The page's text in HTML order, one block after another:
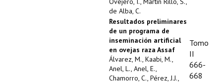
de Alba, C.
Resultados preliminares
de un programa de
inseminación artificial
en ovejas raza Assaf
Álvarez, M., Kaabi, M.,
Anel, L., Anel, E.,
Chamorro, C., Pérez, J.J.,
Tomo
II
666-
668